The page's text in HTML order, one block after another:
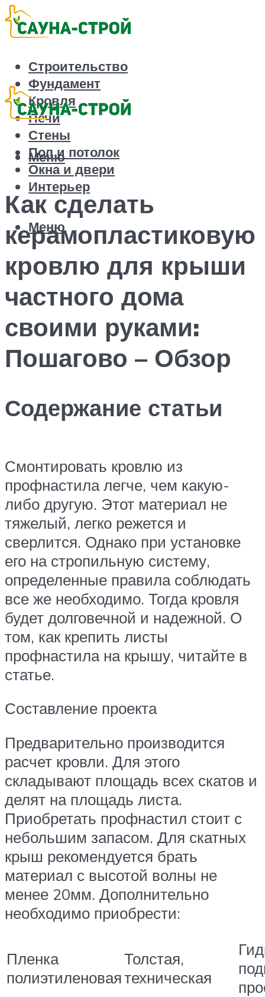
Строительство
Фундамент
Кровля
Печи
Стены
Пол и потолок
Окна и двери
Интерьер
Меню
Меню
Как сделать
керамопластиковую
кровлю для крыши
частного дома
своими руками:
Пошагово – Обзор
Содержание статьи
Смонтировать кровлю из
профнастила легче, чем какую-
либо другую. Этот материал не
тяжелый, легко режется и
сверлится. Однако при установке
его на стропильную систему,
определенные правила соблюдать
все же необходимо. Тогда кровля
будет долговечной и надежной. О
том, как крепить листы
профнастила на крышу, читайте в
статье.
Составление проекта
Предварительно производится
расчет кровли. Для этого
складывают площадь всех скатов и
делят на площадь листа.
Приобретать профнастил стоит с
небольшим запасом. Для скатных
крыш рекомендуется брать
материал с высотой волны не
менее 20мм. Дополнительно
необходимо приобрести:
Пленка
полиэтиленовая
Толстая,
техническая